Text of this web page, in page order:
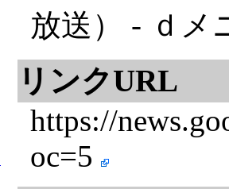
放送） - ｄメ
リンクURL
https://
oc=5